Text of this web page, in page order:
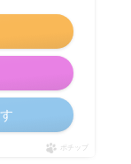
ポチップ